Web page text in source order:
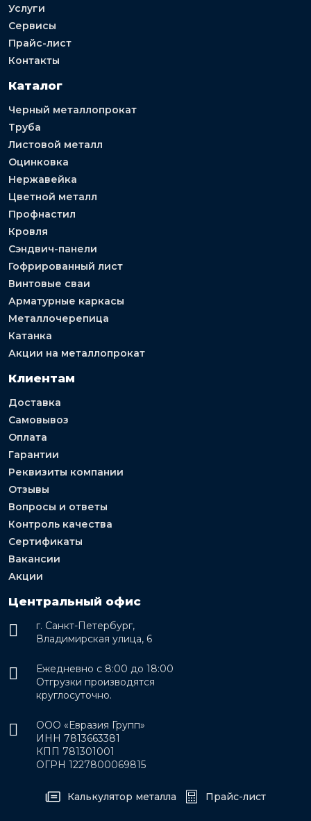
Услуги
Сервисы
Прайс-лист
Контакты
Каталог
Черный металлопрокат
Труба
Листовой металл
Оцинковка
Нержавейка
Цветной металл
Профнастил
Кровля
Сэндвич-панели
Гофрированный лист
Винтовые сваи
Арматурные каркасы
Металлочерепица
Катанка
Акции на металлопрокат
Клиентам
Доставка
Самовывоз
Оплата
Гарантии
Реквизиты компании
Отзывы
Вопросы и ответы
Контроль качества
Сертификаты
Вакансии
Акции
Центральный офис
г. Санкт-Петербург,
Владимирская улица, 6
Ежедневно с 8:00 до 18:00
Отгрузки производятся
круглосуточно.
ООО «Евразия Групп»
ИНН 7813663381
КПП 781301001
ОГРН 1227800069815
Калькулятор металла Прайс-лист